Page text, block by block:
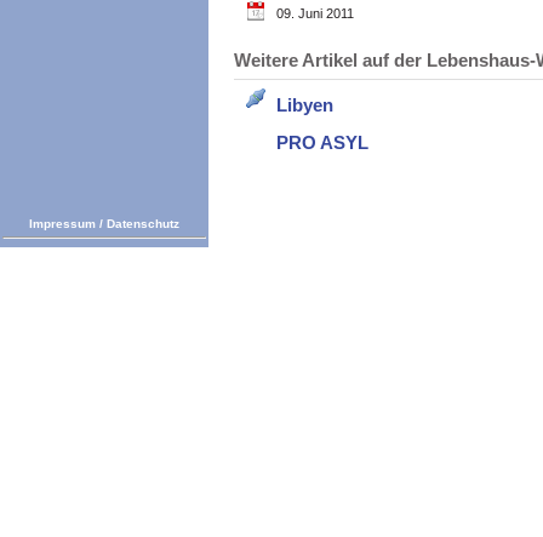
09. Juni 2011
Weitere Artikel auf der
Libyen
PRO ASYL
Impressum / Datenschutz